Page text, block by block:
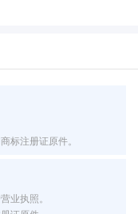
标注册证原件。
业执照。